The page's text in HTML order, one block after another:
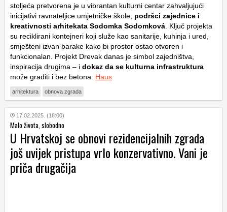
stoljeća pretvorena je u vibrantan kulturni centar zahvaljujući
inicijativi ravnateljice umjetničke škole, podršci zajednice i
kreativnosti arhitekata Sodomka Sodomková . Ključ projekta
su reciklirani kontejneri koji služe kao sanitarije, kuhinja i ured,
smješteni izvan barake kako bi prostor ostao otvoren i
funkcionalan. Projekt Drevak danas je simbol zajedništva,
inspiracija drugima – i dokaz da se kulturna infrastruktura
može graditi i bez betona. Haus
arhitektura obnova zgrada
17.02.2025. (18:00)
Malo života, slobodno
U Hrvatskoj se obnovi rezidencijalnih zgrada
još uvijek pristupa vrlo konzervativno. Vani je
priča drugačija